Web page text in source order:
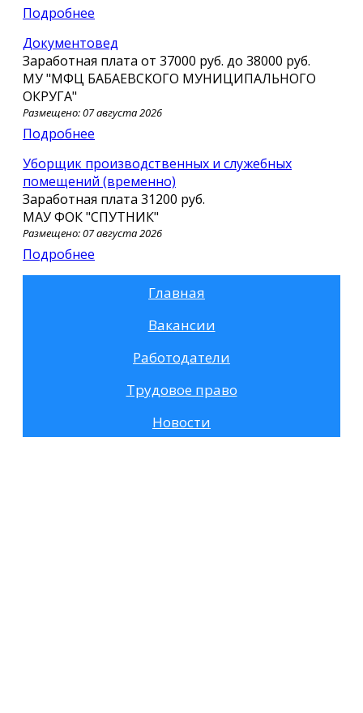
Подробнее
Документовед
Заработная плата от 37000 руб. до 38000 руб.
МУ "МФЦ БАБАЕВСКОГО МУНИЦИПАЛЬНОГО
ОКРУГА"
Размещено: 07 августа 2026
Подробнее
Уборщик производственных и служебных
помещений (временно)
Заработная плата 31200 руб.
МАУ ФОК "СПУТНИК"
Размещено: 07 августа 2026
Подробнее
Главная
Вакансии
Работодатели
Трудовое право
Новости